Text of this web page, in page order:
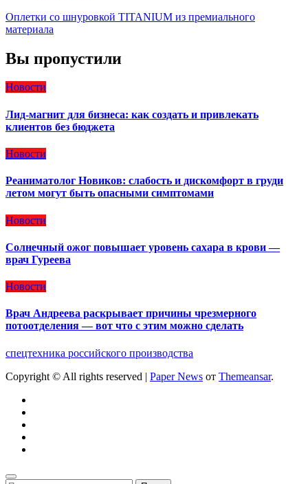
Оплетки со шнуровкой TITANIUM из премиального
материала
Вы пропустили
Новости
Лид-магнит для бизнеса: как создать и привлекать
клиентов без бюджета
Новости
Реаниматолог Новиков: слабость и дискомфорт в груди
летом могут быть опасными симптомами
Новости
Солнечный ожог повышает уровень сахара в крови —
врач Гуреева
Новости
Врач Андреева раскрывает причины чрезмерного
потоотделения — вот что с этим можно сделать
спецтехника российского производства
Copyright © All rights reserved | Paper News от Themeansar.